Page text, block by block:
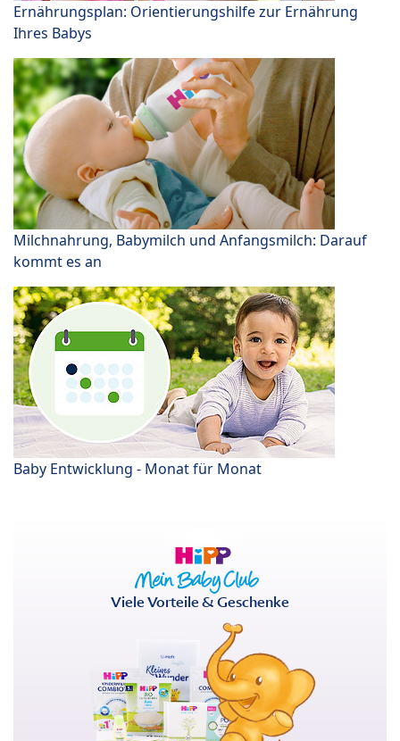
Ernährungsplan: Orientierungshilfe zur Ernährung
Ihres Babys
Milchnahrung, Babymilch und Anfangsmilch: Darauf
kommt es an
Baby Entwicklung - Monat für Monat
Viele Vorteile & Geschenke